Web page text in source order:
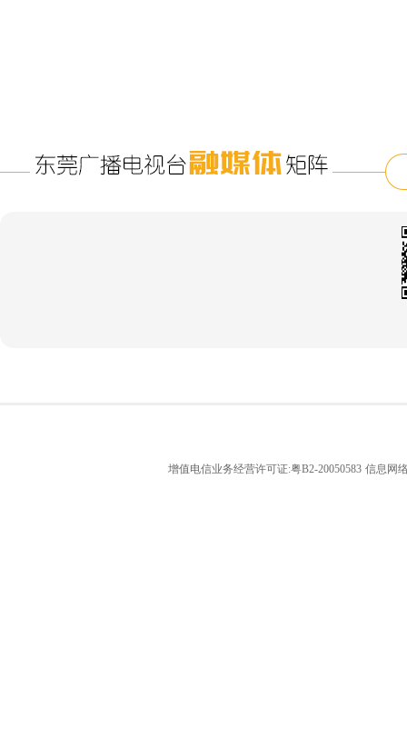
增值电信业务经营许可证:粤B2-20050583 信息网